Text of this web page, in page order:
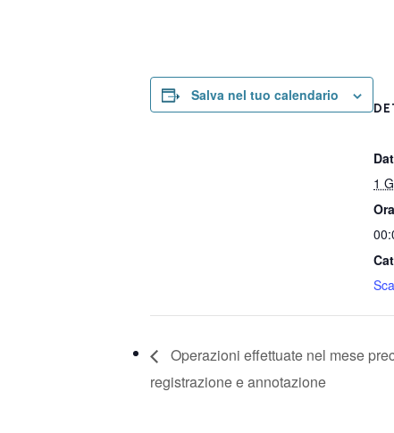
Salva nel tuo calendario
1
Operazioni effettuate nel mese
registrazione e annotazione